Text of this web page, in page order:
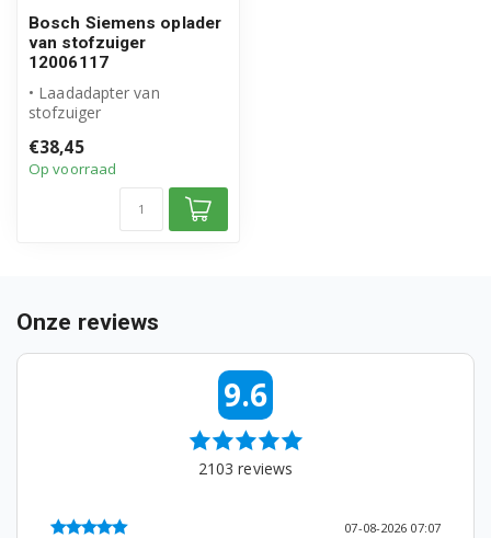
BCH628ATH/09
BCH65ALL/02
BCH65ALL/03
BCH65PET/01
BCH65RT25/01
BCH65RT25A/01
Bosch Siemens oplader
van stofzuiger
12006117
• Laadadapter van
stofzuiger
product
• 220V, 400mAh
€38,45
Op voorraad
Onze reviews
9.6
2103 reviews
07-08-2026 07:07